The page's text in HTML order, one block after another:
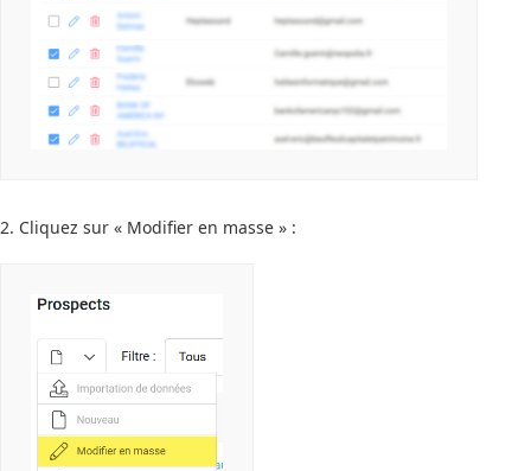
2. Cliquez sur « Modifier en masse » :